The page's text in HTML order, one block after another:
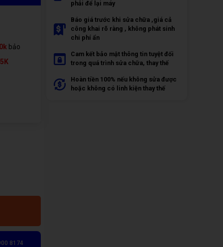
bảo
8174
phải để lại máy
Báo giá trước khi sửa chữa ,giá cả
công khai rõ ràng , không phát sinh
chi phí ẩn
Cam kết bảo mật thông tin tuyệt đối
trong quá trình sửa chữa, thay thế
Hoàn tiền 100% nếu không sửa được
hoặc không có linh kiện thay thế